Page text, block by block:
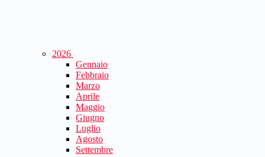
2026
Gennaio
Febbraio
Marzo
Aprile
Maggio
Giugno
Luglio
Agosto
Settembre